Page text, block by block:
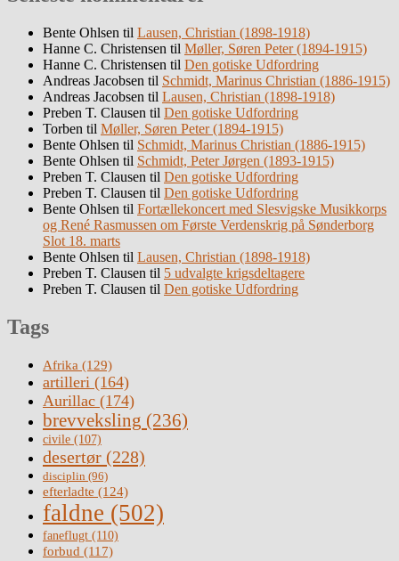
Bente Ohlsen til Lausen, Christian (1898-1918)
Hanne C. Christensen til Møller, Søren Peter (1894-1915)
Hanne C. Christensen til Den gotiske Udfordring
Andreas Jacobsen til Schmidt, Marinus Christian (1886-1915)
Andreas Jacobsen til Lausen, Christian (1898-1918)
Preben T. Clausen til Den gotiske Udfordring
Torben til Møller, Søren Peter (1894-1915)
Bente Ohlsen til Schmidt, Marinus Christian (1886-1915)
Bente Ohlsen til Schmidt, Peter Jørgen (1893-1915)
Preben T. Clausen til Den gotiske Udfordring
Preben T. Clausen til Den gotiske Udfordring
Bente Ohlsen til Fortællekoncert med Slesvigske Musikkorps
og René Rasmussen om Første Verdenskrig på Sønderborg
Slot 18. marts
Bente Ohlsen til Lausen, Christian (1898-1918)
Preben T. Clausen til 5 udvalgte krigsdeltagere
Preben T. Clausen til Den gotiske Udfordring
Tags
Afrika (129)
artilleri (164)
Aurillac (174)
brevveksling (236)
civile (107)
desertør (228)
disciplin (96)
efterladte (124)
faldne (502)
faneflugt (110)
forbud (117)